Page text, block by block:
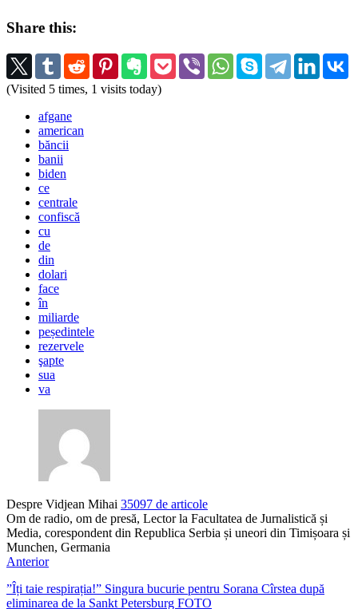
Share this:
(Visited 5 times, 1 visits today)
afgane
american
băncii
banii
biden
ce
centrale
confiscă
cu
de
din
dolari
face
în
miliarde
peședintele
rezervele
şapte
sua
va
Despre Vidjean Mihai 35097 de articole
Om de radio, om de presă, Lector la Facultatea de Jurnalistică și
Media, corespondent din Republica Serbia și uneori din Timișoara și
Munchen, Germania
Anterior
”Îți taie respirația!” Singura bucurie pentru Sorana Cîrstea după
eliminarea de la Sankt Petersburg FOTO